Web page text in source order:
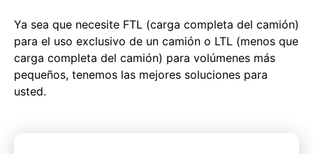
Ya sea que necesite FTL (carga completa del camión)
para el uso exclusivo de un camión o LTL (menos que
carga completa del camión) para volúmenes más
pequeños, tenemos las mejores soluciones para
usted.